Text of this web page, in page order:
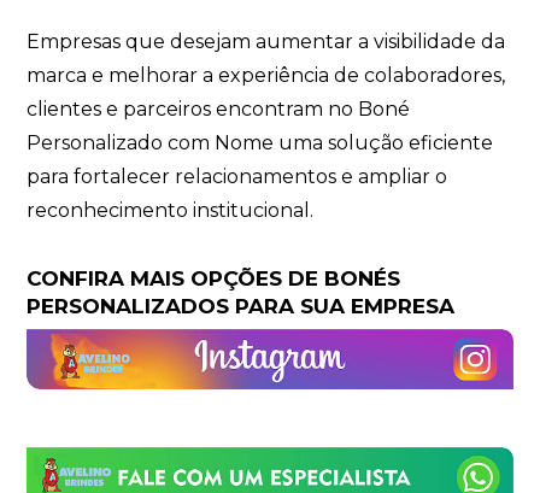
Empresas que desejam aumentar a visibilidade da
marca e melhorar a experiência de colaboradores,
clientes e parceiros encontram no Boné
Personalizado com Nome uma solução eficiente
para fortalecer relacionamentos e ampliar o
reconhecimento institucional.
CONFIRA MAIS OPÇÕES DE BONÉS
PERSONALIZADOS PARA SUA EMPRESA